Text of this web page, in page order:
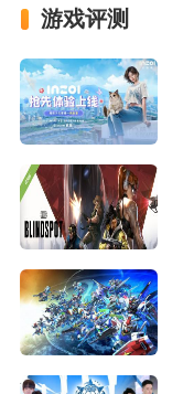
游戏评测